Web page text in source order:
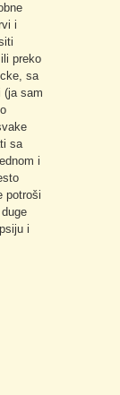
i
preko
sa
(ja sam
sa
i
potroši
i